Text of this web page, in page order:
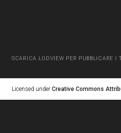
SCARICA LODVIEW PER PUBBLICARE I
Licensed under Creative Commons